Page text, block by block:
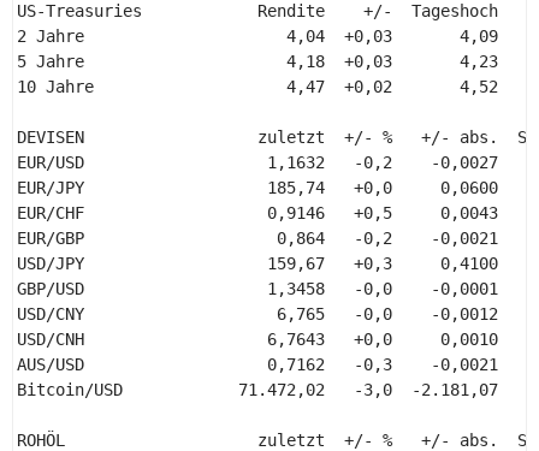
US-Treasuries            Rendite    +/-  Tageshoch
2 Jahre                     4,04  +0,03       4,09
5 Jahre                     4,18  +0,03       4,23
10 Jahre                    4,47  +0,02       4,52
DEVISEN                  zuletzt  +/- %   +/- abs.
EUR/USD                   1,1632   -0,2    -0,0027
EUR/JPY                   185,74   +0,0     0,0600
EUR/CHF                   0,9146   +0,5     0,0043
EUR/GBP                    0,864   -0,2    -0,0021
USD/JPY                   159,67   +0,3     0,4100
GBP/USD                   1,3458   -0,0    -0,0001
USD/CNY                    6,765   -0,0    -0,0012
USD/CNH                   6,7643   +0,0     0,0010
AUS/USD                   0,7162   -0,3    -0,0021
Bitcoin/USD            71.472,02   -3,0  -2.181,07
ROHÖL                    zuletzt  +/- %   +/- abs.